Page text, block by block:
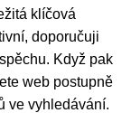
klíčová
doporučuji
Když pak
web postupně
ve vyhledávání.